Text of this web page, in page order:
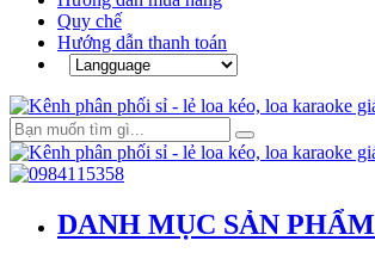
Quy chế
Hướng dẫn thanh toán
DANH MỤC SẢN PHẨM